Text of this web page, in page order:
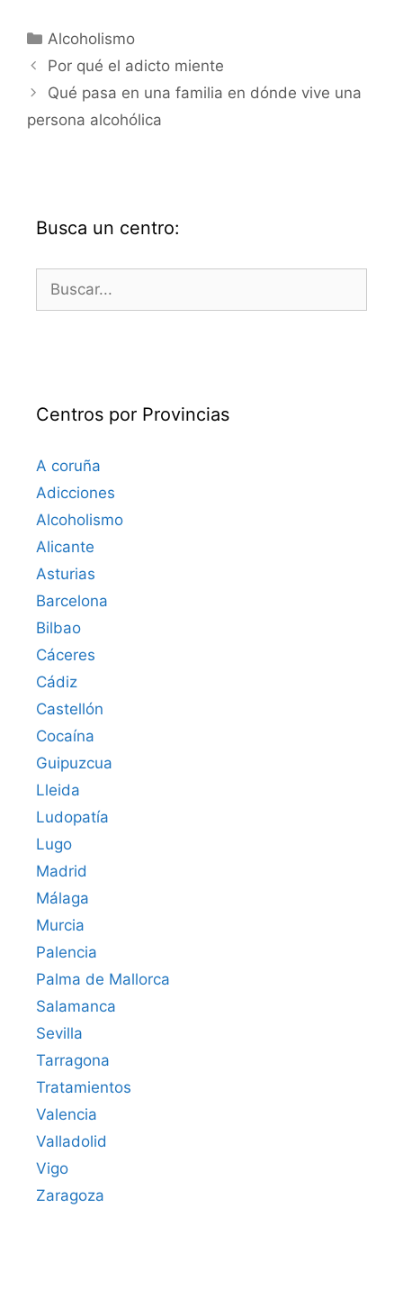
Categorías
Alcoholismo
Por qué el adicto miente
Qué pasa en una familia en dónde vive una
persona alcohólica
Busca un centro:
Buscar:
Centros por Provincias
A coruña
Adicciones
Alcoholismo
Alicante
Asturias
Barcelona
Bilbao
Cáceres‎
Cádiz
Castellón
Cocaína
Guipuzcua
Lleida
Ludopatía
Lugo
Madrid
Málaga
Murcia
Palencia
Palma de Mallorca
Salamanca
Sevilla
Tarragona
Tratamientos
Valencia
Valladolid
Vigo
Zaragoza